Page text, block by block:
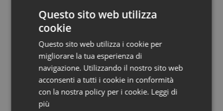
Salute orale & impianti
Tiroide
Tumore al seno
Potrebbe interessarti in
Governo e Parlamento
Questo sito web utilizza
cookie
Questo sito web utilizza i cookie per
migliorare la tua esperienza di
navigazione. Utilizzando il nostro sito web
acconsenti a tutti i cookie in conformità
con la nostra policy per i cookie. Leggi di
più